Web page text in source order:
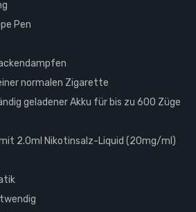
Pen
normalen Zigarette
geladener Akku für bis zu 600 Züge
2.0ml Nikotinsalz-Liquid (20mg/ml)